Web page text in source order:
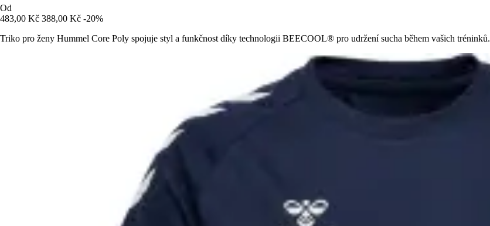
Od
483,00 Kč 388,00 Kč -20%
Triko pro ženy Hummel Core Poly spojuje styl a funkčnost díky technologii BEECOOL® pro udržení sucha během vašich tréninků.